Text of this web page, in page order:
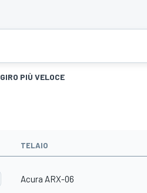
GIRO PIÙ VELOCE
TELAIO
Acura ARX-06